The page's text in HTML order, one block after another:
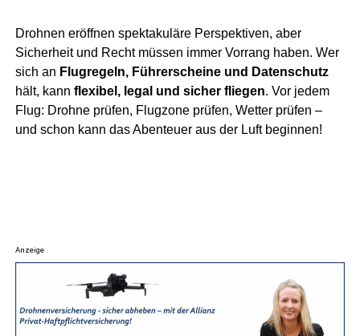
Droh­nen eröff­nen spek­ta­ku­lä­re Per­spek­ti­ven, aber
Sicher­heit und Recht müs­sen immer Vor­rang haben. Wer
sich an Flug­re­geln, Füh­rer­schei­ne und Daten­schutz
hält, kann fle­xi­bel, legal und sicher flie­gen. Vor jedem
Flug: Droh­ne prü­fen, Flug­zo­ne prü­fen, Wet­ter prü­fen –
und schon kann das Aben­teu­er aus der Luft beginnen!
Anzeige